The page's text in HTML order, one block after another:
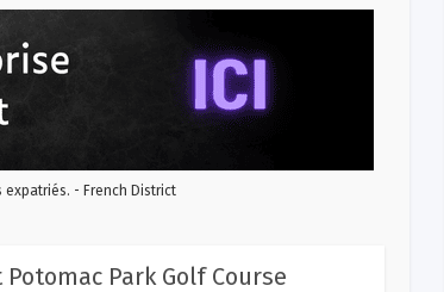
expatriés. - French District
Potomac Park Golf Course